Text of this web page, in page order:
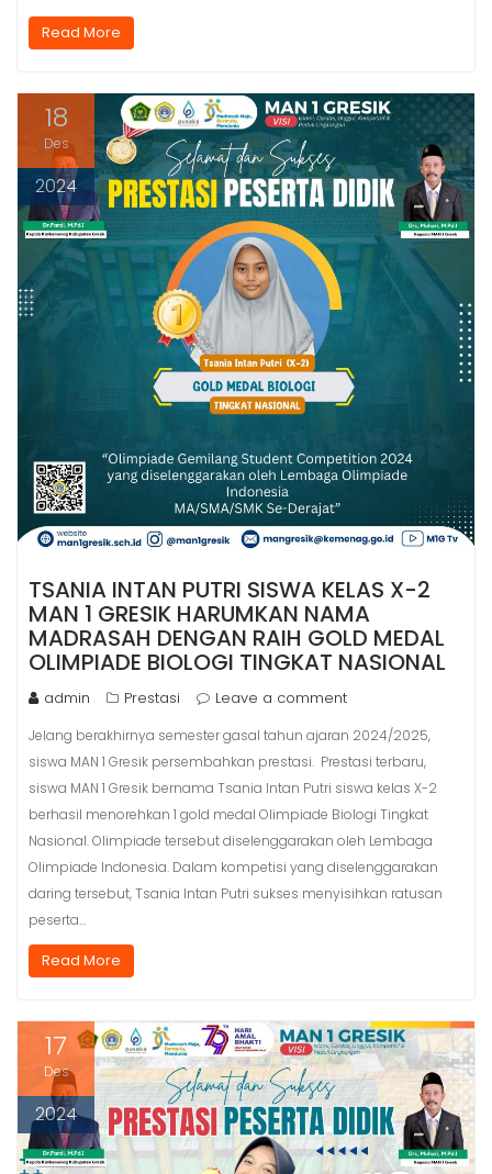
Read More
18
Des
2024
TSANIA INTAN PUTRI SISWA KELAS X-2
MAN 1 GRESIK HARUMKAN NAMA
MADRASAH DENGAN RAIH GOLD MEDAL
OLIMPIADE BIOLOGI TINGKAT NASIONAL
admin Prestasi Leave a comment
Jelang berakhirnya semester gasal tahun ajaran 2024/2025,
siswa MAN 1 Gresik persembahkan prestasi. Prestasi terbaru,
siswa MAN 1 Gresik bernama Tsania Intan Putri siswa kelas X-2
berhasil menorehkan 1 gold medal Olimpiade Biologi Tingkat
Nasional. Olimpiade tersebut diselenggarakan oleh Lembaga
Olimpiade Indonesia. Dalam kompetisi yang diselenggarakan
daring tersebut, Tsania Intan Putri sukses menyisihkan ratusan
peserta…
Read More
17
Des
2024